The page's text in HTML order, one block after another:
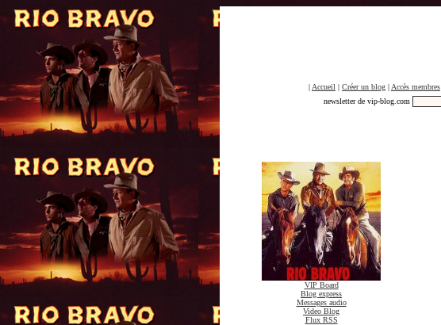
| Accueil | Créer un blog | Accès membres
newsletter de vip-blog.com
VIP Board
Blog express
Messages audio
Video Blog
Flux RSS